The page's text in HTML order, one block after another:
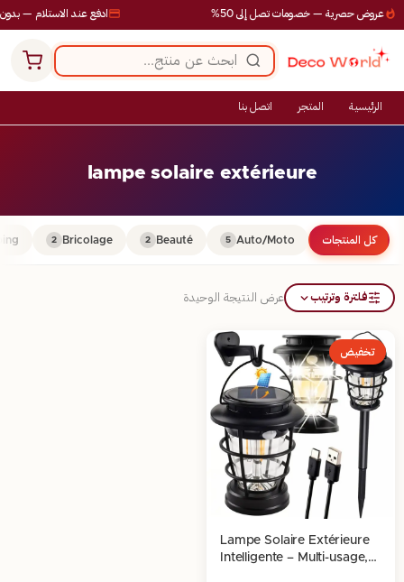
ادفع عند الاستلام — بدون عروض حصرية — خصومات تصل إلى 50%
الرئيسية المتجر اتصل بنا
lampe solaire extérieure
كل المنتجات Auto/Moto
5
Beauté
2
Bricolage
2
فلترة وترتيب عرض النتيجة الوحيدة
تخفيض
Lampe Solaire Extérieure
Intelligente – Multi-usage,